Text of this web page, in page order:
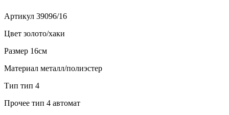
Артикул 39096/16
Цвет золото/хаки
Размер 16см
Материал металл/полиэстер
Тип тип 4
Прочее тип 4 автомат